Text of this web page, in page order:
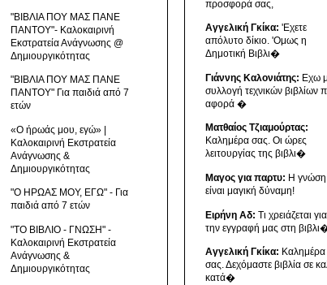
"ΒΙΒΛΙΑ ΠΟΥ ΜΑΣ ΠΑΝΕ
ΠΑΝΤΟΥ"- Καλοκαιρινή
Εκστρατεία Ανάγνωσης @
Δημιουργικότητας
"ΒΙΒΛΙΑ ΠΟΥ ΜΑΣ ΠΑΝΕ
ΠΑΝΤΟΥ" Για παιδιά από 7
ετών
«Ο ήρωάς μου, εγώ» |
Καλοκαιρινή Εκστρατεία
Ανάγνωσης &
Δημιουργικότητας
"Ο ΗΡΩΑΣ ΜΟΥ, ΕΓΩ" - Για
παιδιά από 7 ετών
"ΤΟ ΒΙΒΛΙΟ - ΓΝΩΣΗ" -
Καλοκαιρινή Εκστρατεία
Ανάγνωσης &
Δημιουργικότητας
προσφορά σας,
Αγγελική Γκίκα: 'Εχετε
απόλυτο δίκιο. 'Ομως η
Δημοτική Βιβλι�
Γιάννης Καλονιάτης: Εχω
συλλογή τεχνικών βιβλίων
αφορά �
Ματθαίος Τζιαμούρτας:
Καλημέρα σας. Οι ώρες
λειτουργίας της βιβλι�
Μαγος για παρτυ: Η γνώση
είναι μαγική δύναμη!
Ειρήνη Αδ: Τι χρειάζεται για
την εγγραφή μας στη
Αγγελική Γκίκα: Καλημέρα
σας. Δεχόμαστε βιβλία σε
κατά�